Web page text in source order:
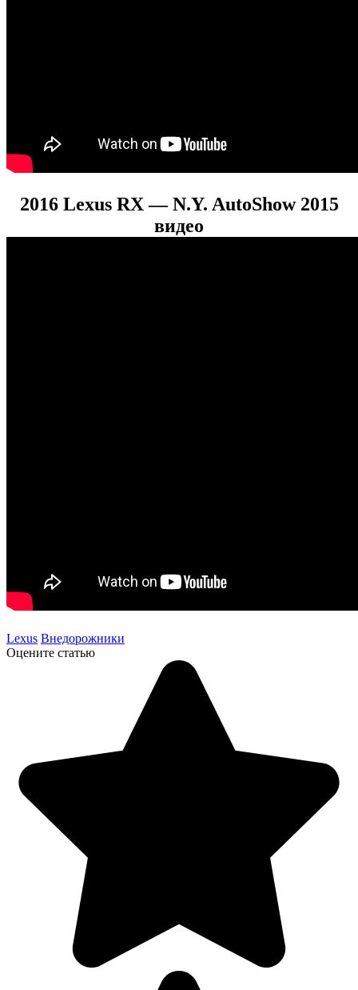
2016 Lexus RX — N.Y. AutoShow 2015
видео
Lexus Внедорожники
Оцените статью